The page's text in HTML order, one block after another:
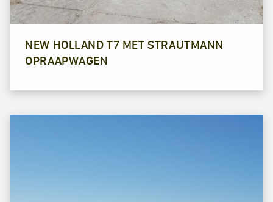
NEW HOLLAND T7 MET STRAUTMANN
OPRAAPWAGEN